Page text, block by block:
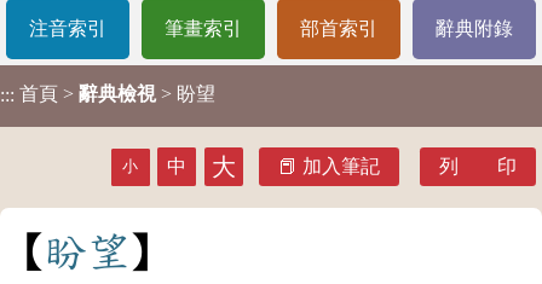
注音索引 筆畫索引 部首索引 辭典附錄
::: 首頁 > 辭典檢視 > 盼望
小 中 大 加入筆記 列 印
盼望